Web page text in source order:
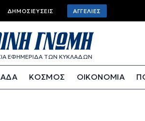
Top bar menu
ΔΗΜΟΣΙΕΎΣΕΙΣ ΑΓΓΕΛΊΕΣ
ΕΦΗΜΕΡΙΔΑ ΤΩΝ ΚΥΚΛΑΔΩΝ
ΚΟΣΜΟΣ ΟΙΚΟΝΟΜΙΑ